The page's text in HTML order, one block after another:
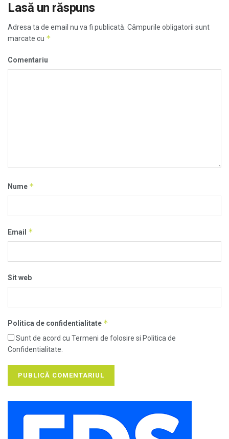
Lasă un răspuns
Adresa ta de email nu va fi publicată. Câmpurile obligatorii sunt
marcate cu *
Comentariu
Nume *
Email *
Sit web
Politica de confidentialitate *
Sunt de acord cu Termeni de folosire si Politica de
Confidentialitate.